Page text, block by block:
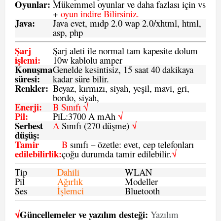
Oyunlar: Mükemmel oyunlar ve daha fazlası için vs
+ oyun indire Bilirsiniz.
Java: Java evet, mıdp 2.0 wap 2.0/xhtml, html,
asp, php
Şarj
işlemi:
Şarj aleti ile normal tam kapesite dolum
10w kablolu amper
Konuşma
süresi:
Genelde kesintisiz, 15 saat 40 dakikaya
kadar süre bilir.
Renkler: Beyaz, kırmızı, siyah, yeşil, mavi, gri,
bordo, siyah,
Enerji: B Sınıfı √
Pil: PiL:3700 A mAh √
Serbest
düşüş:
ASınıfı (270 düşme) √
Tamir
edilebilirlik:
B sınıfı – özetle: evet, cep telefonları
çoğu durumda tamir edilebilir.√
Tip
Dahili WLAN
Pil Ağırlık Modeller
Ses İşlemci Bluetooth
√Güncellemeler ve yazılım desteği: Yazılım